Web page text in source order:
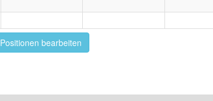
Positionen bearbeiten